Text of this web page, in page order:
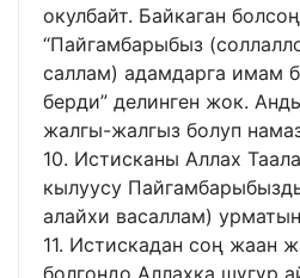
окулбайт. Байкаган
“Пайгамбарыбыз
саллам) адамдарга имам
берди” делинген жок.
жалгы-жалгыз болуп
10. Истисканы Аллах
кылуусу
алайхи васаллам)
11. Истискадан соң жаан
болгондо Аллахка шүгүр